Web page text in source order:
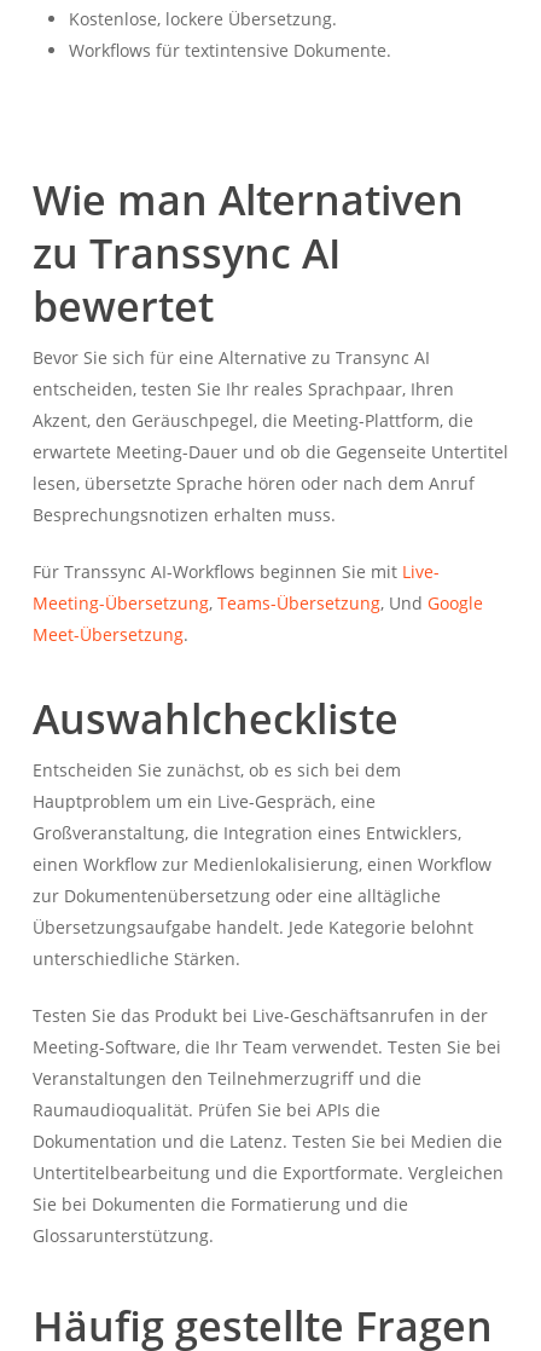
Kostenlose, lockere Übersetzung.
Workflows für textintensive Dokumente.
Wie man Alternativen
zu Transsync AI
bewertet
Bevor Sie sich für eine Alternative zu Transync AI
entscheiden, testen Sie Ihr reales Sprachpaar, Ihren
Akzent, den Geräuschpegel, die Meeting-Plattform, die
erwartete Meeting-Dauer und ob die Gegenseite Untertitel
lesen, übersetzte Sprache hören oder nach dem Anruf
Besprechungsnotizen erhalten muss.
Für Transsync AI-Workflows beginnen Sie mit Live-
Meeting-Übersetzung, Teams-Übersetzung, Und Google
Meet-Übersetzung.
Auswahlcheckliste
Entscheiden Sie zunächst, ob es sich bei dem
Hauptproblem um ein Live-Gespräch, eine
Großveranstaltung, die Integration eines Entwicklers,
einen Workflow zur Medienlokalisierung, einen Workflow
zur Dokumentenübersetzung oder eine alltägliche
Übersetzungsaufgabe handelt. Jede Kategorie belohnt
unterschiedliche Stärken.
Testen Sie das Produkt bei Live-Geschäftsanrufen in der
Meeting-Software, die Ihr Team verwendet. Testen Sie bei
Veranstaltungen den Teilnehmerzugriff und die
Raumaudioqualität. Prüfen Sie bei APIs die
Dokumentation und die Latenz. Testen Sie bei Medien die
Untertitelbearbeitung und die Exportformate. Vergleichen
Sie bei Dokumenten die Formatierung und die
Glossarunterstützung.
Häufig gestellte Fragen